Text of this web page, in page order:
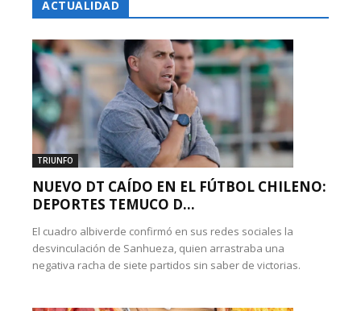
ACTUALIDAD
TRIUNFO
NUEVO DT CAÍDO EN EL FÚTBOL CHILENO:
DEPORTES TEMUCO D...
El cuadro albiverde confirmó en sus redes sociales la
desvinculación de Sanhueza, quien arrastraba una
negativa racha de siete partidos sin saber de victorias.